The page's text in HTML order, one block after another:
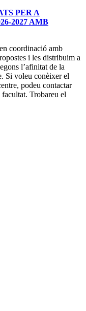
PER A
2027 AMB
coordinació amb
i les distribuim a
l’afinitat de la
Si voleu conèixer el
podeu contactar
Trobareu el